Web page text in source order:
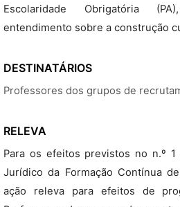
Escolaridade Obrigatória
entendimento sobre a construção
DESTINATÁRIOS
Professores dos grupos de
RELEVA
Para os efeitos previstos no n.º
Jurídico da Formação Contínua
ação releva para efeitos de